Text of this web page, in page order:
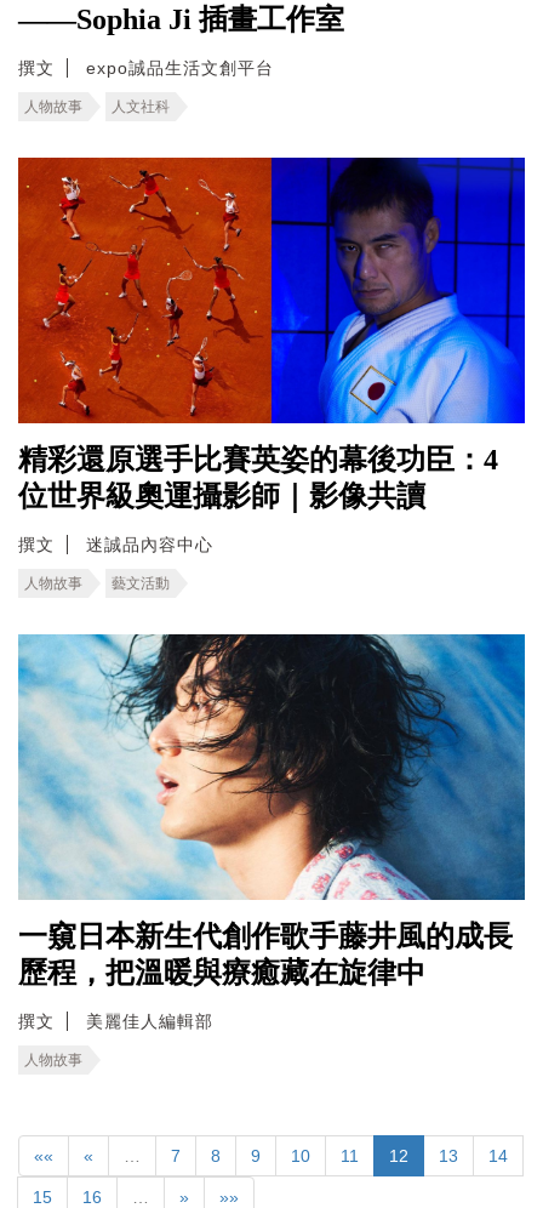
——Sophia Ji 插畫工作室
撰文 expo誠品生活文創平台
人物故事 人文社科
精彩還原選手比賽英姿的幕後功臣：4
位世界級奧運攝影師｜影像共讀
撰文 迷誠品內容中心
人物故事 藝文活動
一窺日本新生代創作歌手藤井風的成長
歷程，把溫暖與療癒藏在旋律中
撰文 美麗佳人編輯部
人物故事
«« « 7 8 9 10 11 12 13 14
15 16 » »»